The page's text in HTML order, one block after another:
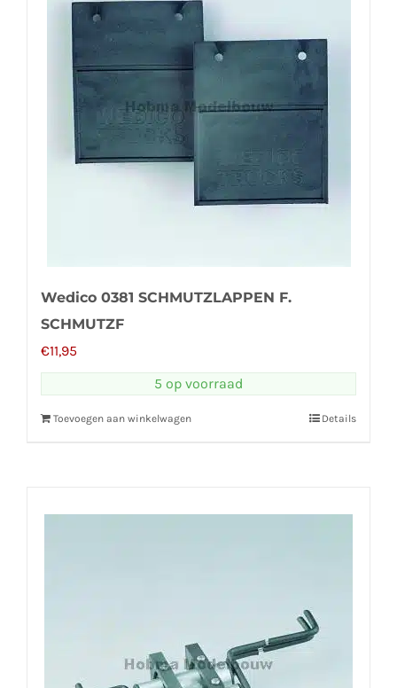
Wedico 0381 SCHMUTZLAPPEN F.
SCHMUTZF
€11,95
5 op voorraad
Toevoegen aan winkelwagen Details